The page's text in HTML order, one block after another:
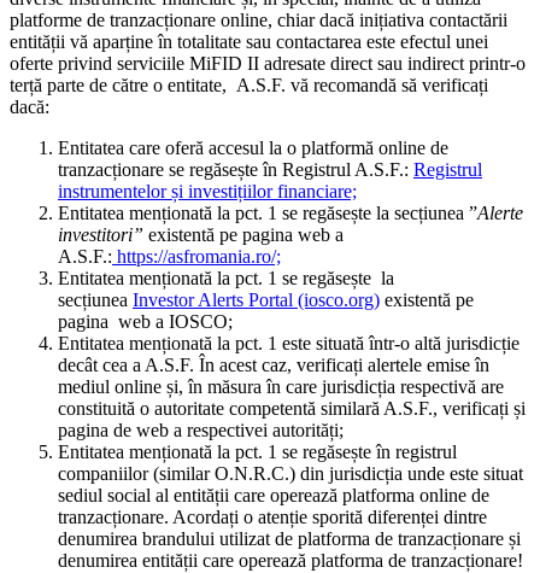
platforme de tranzacționare online, chiar dacă inițiativa contactării
entității vă aparține în totalitate sau contactarea este efectul unei
oferte privind serviciile MiFID II adresate direct sau indirect printr-o
terță parte de către o entitate, A.S.F. vă recomandă să verificați
dacă:
Entitatea care oferă accesul la o platformă online de
tranzacționare se regăsește în Registrul A.S.F.: Registrul
instrumentelor și investițiilor financiare;
Entitatea menționată la pct. 1 se regăsește la secțiunea ”Alerte
investitori” existentă pe pagina web a
A.S.F.: https://asfromania.ro/;
Entitatea menționată la pct. 1 se regăsește la
secțiunea Investor Alerts Portal (iosco.org) existentă pe
pagina web a IOSCO;
Entitatea menționată la pct. 1 este situată într-o altă jurisdicție
decât cea a A.S.F. În acest caz, verificați alertele emise în
mediul online și, în măsura în care jurisdicția respectivă are
constituită o autoritate competentă similară A.S.F., verificați și
pagina de web a respectivei autorități;
Entitatea menționată la pct. 1 se regăsește în registrul
companiilor (similar O.N.R.C.) din jurisdicția unde este situat
sediul social al entității care operează platforma online de
tranzacționare. Acordați o atenție sporită diferenței dintre
denumirea brandului utilizat de platforma de tranzacționare și
denumirea entității care operează platforma de tranzacționare!